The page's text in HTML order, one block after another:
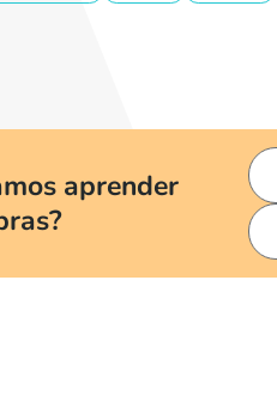
aprender
aprender Libras